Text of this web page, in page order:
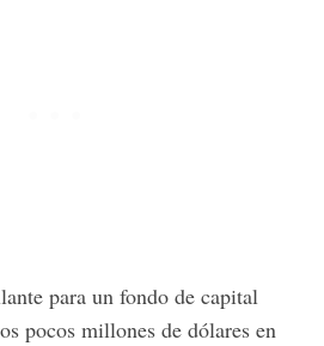
para un fondo de capital
pocos millones de dólares en